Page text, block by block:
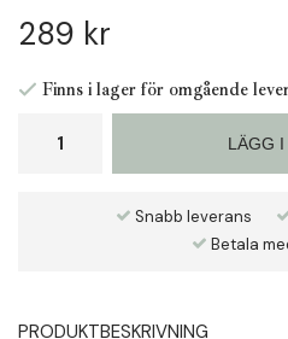
289 kr
Finns i lager för omgående
LÄGG I
Snabb leverans
Betala
PRODUKTBESKRIVNING